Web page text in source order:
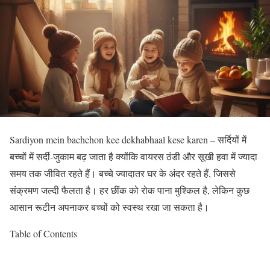
Sardiyon mein bachchon kee dekhabhaal kese karen – सर्दियों में
बच्चों में सर्दी-जुकाम बढ़ जाता है क्योंकि वायरस ठंडी और सूखी हवा में ज्यादा
समय तक जीवित रहते हैं। बच्चे ज्यादातर घर के अंदर रहते हैं, जिससे
संक्रमण जल्दी फैलता है। हर छींक को रोक पाना मुश्किल है, लेकिन कुछ
आसान रूटीन अपनाकर बच्चों को स्वस्थ रखा जा सकता है।
Table of Contents